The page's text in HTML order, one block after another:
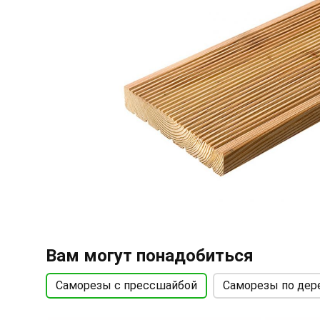
Вам могут понадобиться
Саморезы с прессшайбой Саморезы по